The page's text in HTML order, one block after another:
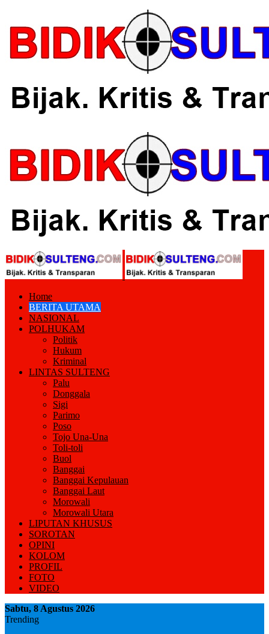
Home
BERITA UTAMA
NASIONAL
POLHUKAM
Politik
Hukum
Kriminal
LINTAS SULTENG
Palu
Donggala
Sigi
Parimo
Poso
Tojo Una-Una
Toli-toli
Buol
Banggai
Banggai Kepulauan
Banggai Laut
Morowali
Morowali Utara
LIPUTAN KHUSUS
SOROTAN
OPINI
KOLOM
PROFIL
FOTO
VIDEO
Sabtu, 8 Agustus 2026
Trending